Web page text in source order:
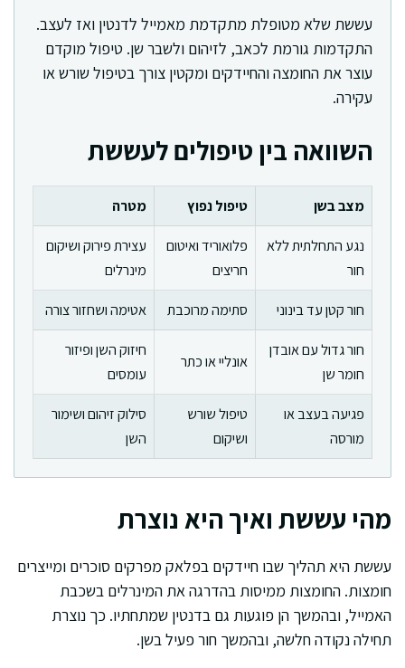
עששת שלא מטופלת מתקדמת מאמייל לדנטין ואז לעצב.
התקדמות גורמת לכאב, לזיהום ולשבר שן. טיפול מוקדם
עוצר את החומצה והחיידקים ומקטין צורך בטיפול שורש או
עקירה.
השוואה בין טיפולים לעששת
מצב בשן טיפול נפוץ
מטרה
נגע התחלתית ללא
חור
פלואוריד ואיטום
חריצים
עצירת פירוק ושיקום
מינרלים
חור קטן עד בינוני
סתימה מרוכבת
אטימה ושחזור צורה
חור גדול עם אובדן
חומר שן
אונליי או כתר
חיזוק השן ופיזור
עומסים
פגיעה בעצב או
מורסה
טיפול שורש
ושיקום
סילוק זיהום ושימור
השן
מהי עששת ואיך היא נוצרת
עששת היא תהליך שבו חיידקים בפלאק מפרקים סוכרים ומייצרים
חומצות. החומצות ממיסות בהדרגה את המינרלים בשכבת
האמייל, ובהמשך הן פוגעות גם בדנטין שמתחתיו. כך נוצרת
תחילה נקודה חלשה, ובהמשך חור פעיל בשן.